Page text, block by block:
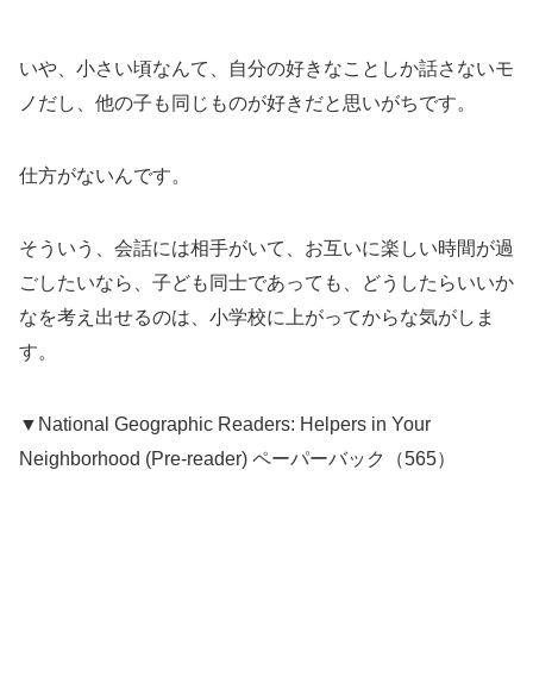
いや、小さい頃なんて、自分の好きなことしか話さないモ
ノだし、他の子も同じものが好きだと思いがちです。
仕方がないんです。
そういう、会話には相手がいて、お互いに楽しい時間が過
ごしたいなら、子ども同士であっても、どうしたらいいか
なを考え出せるのは、小学校に上がってからな気がしま
す。
▼National Geographic Readers: Helpers in Your
Neighborhood (Pre-reader) ペーパーバック（565）